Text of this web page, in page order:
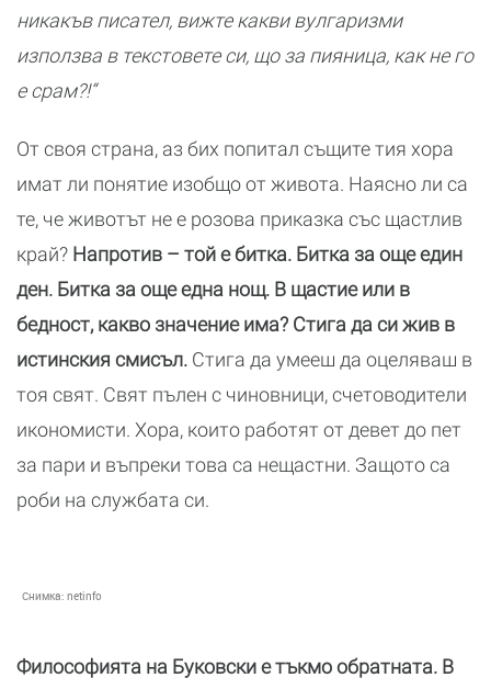
никакъв писател, вижте какви вулгаризми
използва в текстовете си, що за пияница, как не го
е срам?!“
От своя страна, аз бих попитал същите тия хора
имат ли понятие изобщо от живота. Наясно ли са
те, че животът не е розова приказка със щастлив
край? Напротив – той е битка. Битка за още един
ден. Битка за още една нощ. В щастие или в
бедност, какво значение има? Стига да си жив в
истинския смисъл. Стига да умееш да оцеляваш в
тоя свят. Свят пълен с чиновници, счетоводители
икономисти. Хора, които работят от девет до пет
за пари и въпреки това са нещастни. Защото са
роби на службата си.
Снимка: netinfo
Философията на Буковски е тъкмо обратната. В